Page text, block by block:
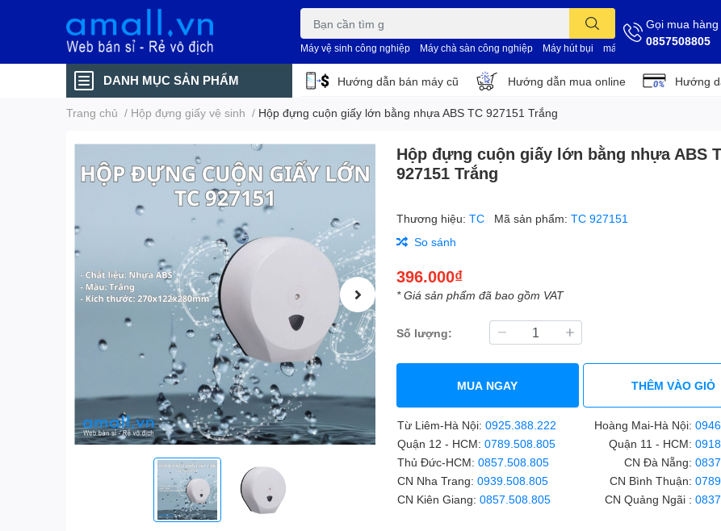
Máy vệ sinh công nghiệp Máy chà sàn công nghiệp Máy hút bụi máy vệ sinh nhà xưởng
Gọi mua hàng
0857508805
DANH MỤC SẢN PHẨM Hướng dẫn bán máy cũ Hướng dẫn mua online Hướng
Trang chủ / Hộp đựng giấy vệ sinh / Hộp đựng cuộn giấy lớn bằng nhựa ABS TC 927151 Trắng
Hộp đựng cuộn giấy lớn bằng nhựa ABS
927151 Trắng
Thương hiệu:TC Mã sản phẩm:TC 927151
So sánh
396.000₫
* Giá sản phẩm đã bao gồm VAT
Số lượng:
MUA NGAY THÊM VÀO GIỎ
Từ Liêm-Hà Nội:0925.388.222 Hoàng Mai-Hà Nội:
Quận 12 - HCM:0789.508.805 Quận 11 - HCM:
Thủ Đức-HCM:0857.508.805 CN Đà Nẵng:
CN Nha Trang:0939.508.805 CN Bình Thuận:
CN Kiên Giang:0857.508.805 CN Quảng Ngãi :